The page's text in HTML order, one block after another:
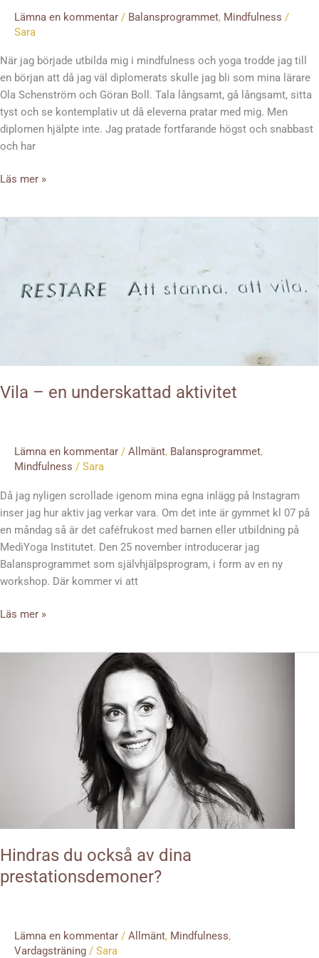
Lämna en kommentar / Balansprogrammet, Mindfulness /
Sara
När jag började utbilda mig i mindfulness och yoga trodde jag till
en början att då jag väl diplomerats skulle jag bli som mina lärare
Ola Schenström och Göran Boll. Tala långsamt, gå långsamt, sitta
tyst och se kontemplativ ut då eleverna pratar med mig. Men
diplomen hjälpte inte. Jag pratade fortfarande högst och snabbast
och har
Läs mer »
Vila – en underskattad aktivitet
Lämna en kommentar / Allmänt, Balansprogrammet,
Mindfulness / Sara
Då jag nyligen scrollade igenom mina egna inlägg på Instagram
inser jag hur aktiv jag verkar vara. Om det inte är gymmet kl 07 på
en måndag så är det caféfrukost med barnen eller utbildning på
MediYoga Institutet. Den 25 november introducerar jag
Balansprogrammet som självhjälpsprogram, i form av en ny
workshop. Där kommer vi att
Vila
underskattad
aktivitet
Läs mer »
Hindras du också av dina
prestationsdemoner?
Lämna en kommentar / Allmänt, Mindfulness,
Vardagsträning / Sara
prestationsdemoner?